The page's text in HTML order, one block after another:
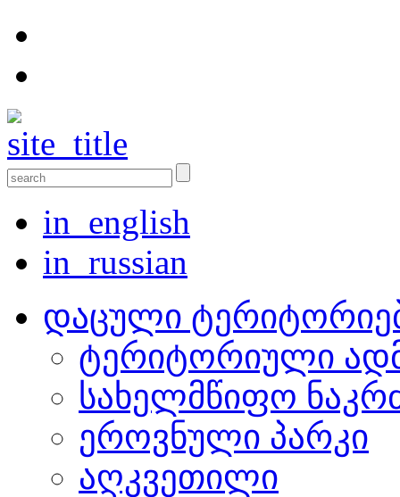
in_english
in_russian
დაცული
ტერიტორიული
სახელმწიფო
ეროვნული პარკი
აღკვეთილი